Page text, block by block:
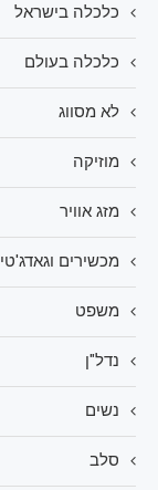
כלכלה בישראל
כלכלה בעולם
לא מסווג
מוזיקה
מזג אוויר
מכשירים
משפט
נדל"ן
נשים
סלב